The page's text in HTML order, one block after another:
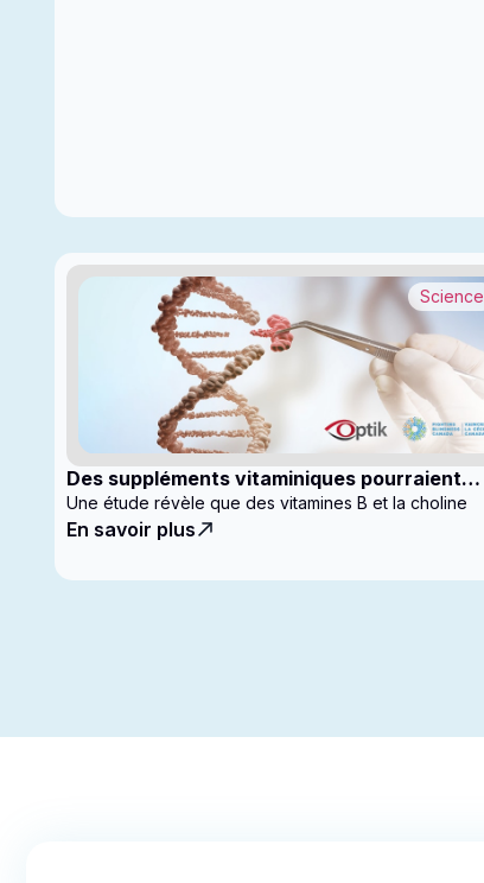
Des suppléments vitaminiques pourraient
ralentir la progression du glaucome
Science
Une étude révèle que des vitamines B et la choline
En savoir plus